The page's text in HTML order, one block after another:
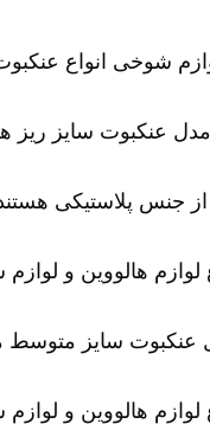
عنکبوت سایز ریز
از جنس پلاستیکی
عنکبوت سایز متوسط